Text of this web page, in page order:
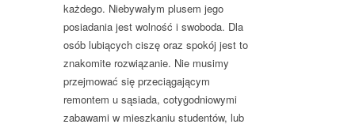
każdego. Niebywałym plusem jego
posiadania jest wolność i swoboda. Dla
osób lubiących ciszę oraz spokój jest to
znakomite rozwiązanie. Nie musimy
przejmować się przeciągającym
remontem u sąsiada, cotygodniowymi
zabawami w mieszkaniu studentów, lub